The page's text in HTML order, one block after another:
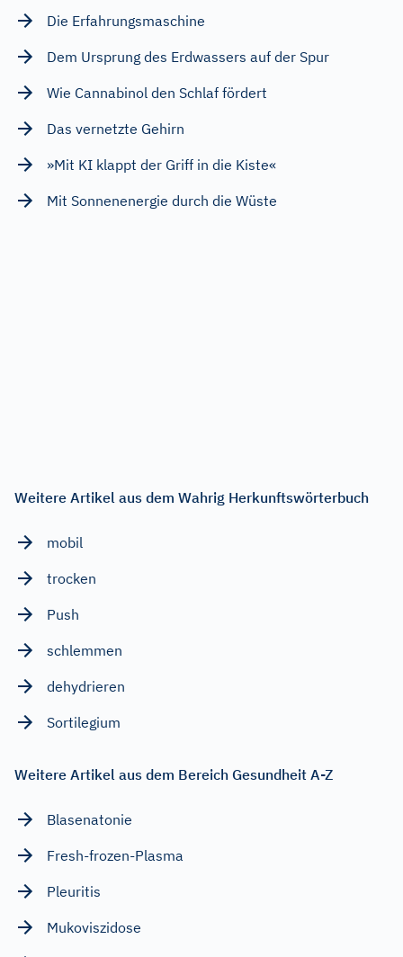
Die Erfahrungsmaschine
Dem Ursprung des Erdwassers auf der Spur
Wie Cannabinol den Schlaf fördert
Das vernetzte Gehirn
»Mit KI klappt der Griff in die Kiste«
Mit Sonnenenergie durch die Wüste
Weitere Artikel aus dem Wahrig Herkunftswörterbuch
mobil
trocken
Push
schlemmen
dehydrieren
Sortilegium
Weitere Artikel aus dem Bereich Gesundheit A-Z
Blasenatonie
Fresh-frozen-Plasma
Pleuritis
Mukoviszidose